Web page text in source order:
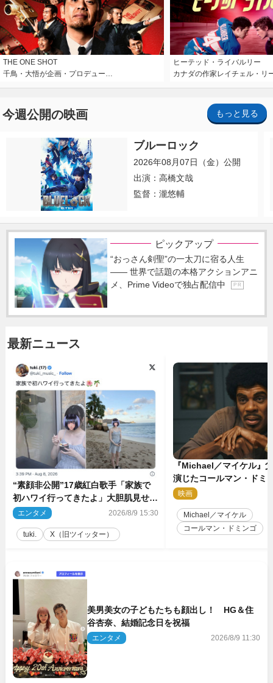
THE ONE SHOT
千鳥・大悟が企画・プロデュー…
ヒーテッド・ライバルリー
カナダの作家レイチェル・リ
今週公開の映画 もっと見る
ブルーロック
2026年08月07日（金）公開
出演：高橋文哉
監督：瀧悠輔
ピックアップ
“おっさん剣聖”の一太刀に宿る人生
―― 世界で話題の本格アクションアニ
メ、Prime Videoで独占配信中
P R
最新ニュース
“素顔非公開”17歳紅白歌手「家族で
初ハワイ行ってきたよ」大胆肌見せシ
ョット公開
エンタメ 2026/8/9 15:30
tuki. X（旧ツイッター）
『Michael／マイケル』
演じたコールマン・ドミ
イクに2時間半かかって
映画
Michael／マイケル
コールマン・ドミンゴ
美男美女の子どもたちも顔出し！ HG＆住
谷杏奈、結婚記念日を祝福
エンタメ 2026/8/9 11:30